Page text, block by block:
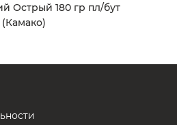
Острый 180 гр пл/бут
(Камако)